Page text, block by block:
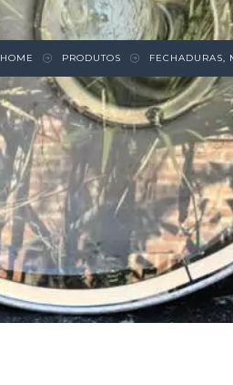
HOME PRODUTOS FECHADURAS,